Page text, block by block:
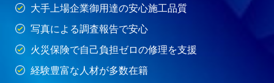
大手上場企業御用達の安心施工品質
写真による調査報告で安心
火災保険で自己負担ゼロの修理を支援
経験豊富な人材が多数在籍